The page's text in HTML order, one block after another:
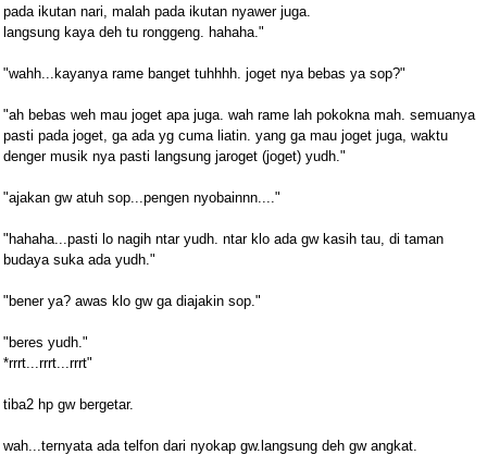
pada ikutan nari, malah pada ikutan nyawer juga.
langsung kaya deh tu ronggeng. hahaha."
"wahh...kayanya rame banget tuhhhh. joget nya bebas ya sop?"
"ah bebas weh mau joget apa juga. wah rame lah pokokna mah. semuanya
pasti pada joget, ga ada yg cuma liatin. yang ga mau joget juga, waktu
denger musik nya pasti langsung jaroget (joget) yudh."
"ajakan gw atuh sop...pengen nyobainnn...."
"hahaha...pasti lo nagih ntar yudh. ntar klo ada gw kasih tau, di taman
budaya suka ada yudh."
"bener ya? awas klo gw ga diajakin sop."
"beres yudh."
*rrrt...rrrt...rrrt"
tiba2 hp gw bergetar.
wah...ternyata ada telfon dari nyokap gw.langsung deh gw angkat.